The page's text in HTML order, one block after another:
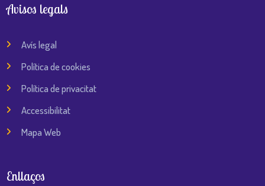
Avisos legals
Avís legal
Política de cookies
Política de privacitat
Accessibilitat
Mapa Web
Enllaços